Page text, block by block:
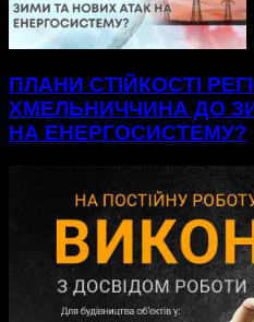
ПЛАНИ СТІЙКОСТІ
ХМЕЛЬНИЧЧИНА ДО
НА ЕНЕРГОСИСТЕМУ?